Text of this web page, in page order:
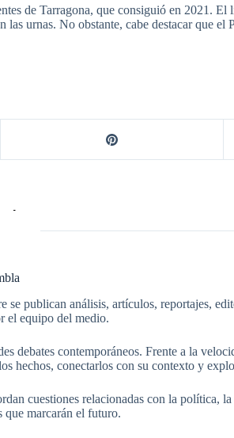
de Tarragona, que consiguió en 2021. El
urnas. No obstante, cabe destacar que el
publican análisis, artículos, reportajes,
el equipo del medio.
debates contemporáneos. Frente a la
hechos, conectarlos con su contexto y
cuestiones relacionadas con la política,
que marcarán el futuro.